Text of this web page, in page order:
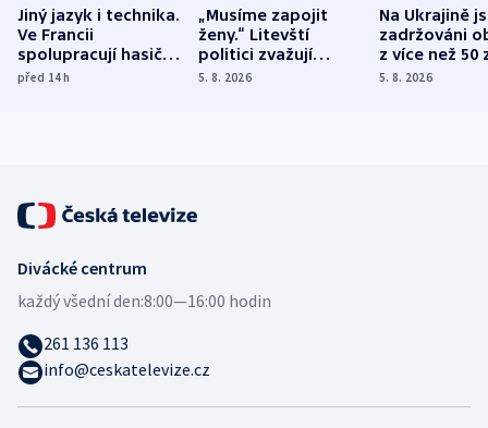
Jiný jazyk i technika.
Ve Francii
spolupracují hasiči z
různých zemí
před 14h
„Musíme zapojit
ženy.“ Litevští
politici zvažují
dohodu o
5. 8. 2026
Na Ukrajině
zadržováni
z více než 50
Bojovali na
5. 8. 2026
Divácké centrum
každý všední den:8:00—16:00 hodin
261 136 113
info@ceskatelevize.cz